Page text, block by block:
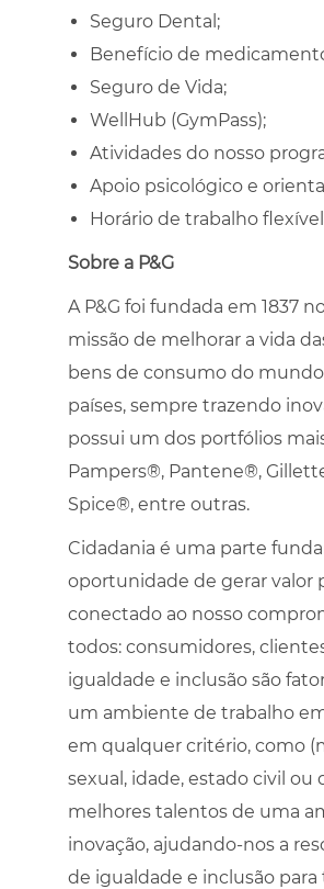
Seguro Dental;
Benefício de
Seguro de Vida;
WellHub (GymPass);
Atividades do nosso
Apoio psicológico e
Horário de trabalho
Sobre a P&G
A P&G foi fundada em 1837
missão de melhorar a vida
bens de consumo do
países, sempre trazendo
possui um dos portfólios
Pampers®, Pantene®,
Spice®, entre outras.
Cidadania é uma parte
oportunidade de gerar valor
conectado ao nosso
todos: consumidores,
igualdade e inclusão são
um ambiente de trabalho
em qualquer critério, como
sexual, idade, estado civil
melhores talentos de uma
inovação, ajudando-nos a
de igualdade e inclusão